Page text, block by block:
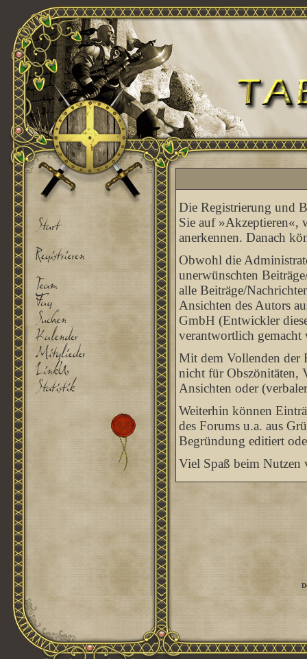
Die Registrierung und
Sie auf »Akzeptieren«,
anerkennen. Danach
Obwohl die
unerwünschten
alle Beiträge/
Ansichten des Autors
GmbH (Entwickler
verantwortlich gemacht
Mit dem Vollenden der
nicht für Obszönitäten,
Ansichten oder
Weiterhin können
des Forums u.a. aus
Begründung editiert
Viel Spaß beim